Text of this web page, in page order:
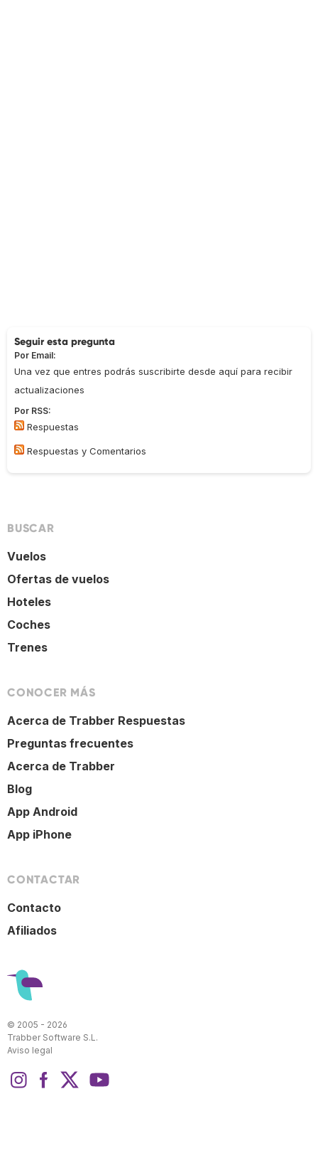
Seguir esta pregunta
Por Email:
Una vez que entres podrás suscribirte desde aquí para recibir
actualizaciones
Por RSS:
Respuestas
Respuestas y Comentarios
BUSCAR
Vuelos
Ofertas de vuelos
Hoteles
Coches
Trenes
CONOCER MÁS
Acerca de Trabber Respuestas
Preguntas frecuentes
Acerca de Trabber
Blog
App Android
App iPhone
CONTACTAR
Contacto
Afiliados
© 2005 - 2026
Trabber Software S.L.
Aviso legal